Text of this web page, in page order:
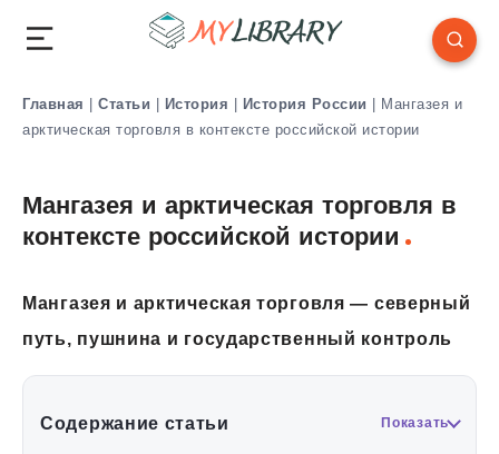
Главная | Статьи | История | История России | Мангазея и
арктическая торговля в контексте российской истории
Мангазея и арктическая торговля в
контексте российской истории
Мангазея и арктическая торговля — северный
путь, пушнина и государственный контроль
Содержание статьи Показать